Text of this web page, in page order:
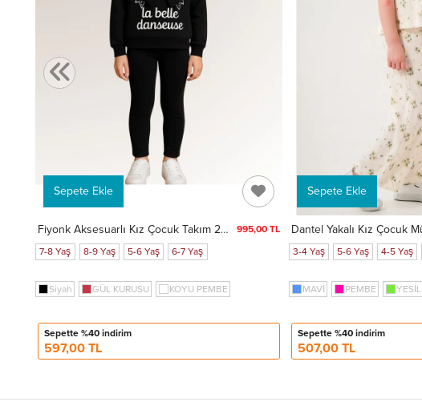
Sepete Ekle
Fiyonk Aksesuarlı Kız Çocuk Takım 20451
995,00 TL
7-8 Yaş
8-9 Yaş 5-6 Yaş 6-7 Yaş
Siyah GÜL KURUSU KOYU PEMBE
Sepette %40 indirim
597,00 TL
Sepete Ekle
3-4 Yaş
5-6 Yaş 4-5 Yaş
MAVİ PEMBE YESİL
Sepette %40 indirim
507,00 TL